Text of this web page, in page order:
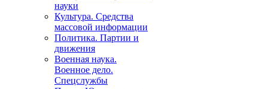
науки
Культура. Средства
массовой информации
Политика. Партии и
движения
Военная наука.
Военное дело.
Спецслужбы